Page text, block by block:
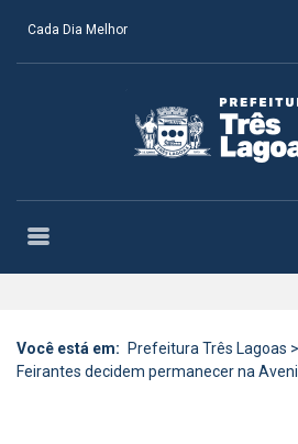
Cada Dia Melhor
Você está em: Prefeitura Três Lagoas >
Feirantes decidem permanecer na